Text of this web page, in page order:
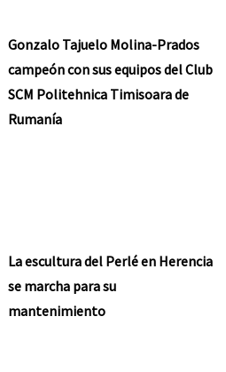
Gonzalo Tajuelo Molina-Prados
campeón con sus equipos del Club
SCM Politehnica Timisoara de
Rumanía
La escultura del Perlé en Herencia
se marcha para su
mantenimiento